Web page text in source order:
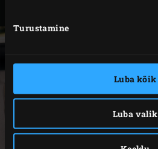
Turustamine
Luba kõik
Luba valik